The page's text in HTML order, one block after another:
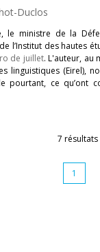
Duclos
ministre de la
l’Institut des hautes
de juillet. L'auteur, au
linguistiques (Eirel),
pourtant, ce qu’ont
7 résultats
1